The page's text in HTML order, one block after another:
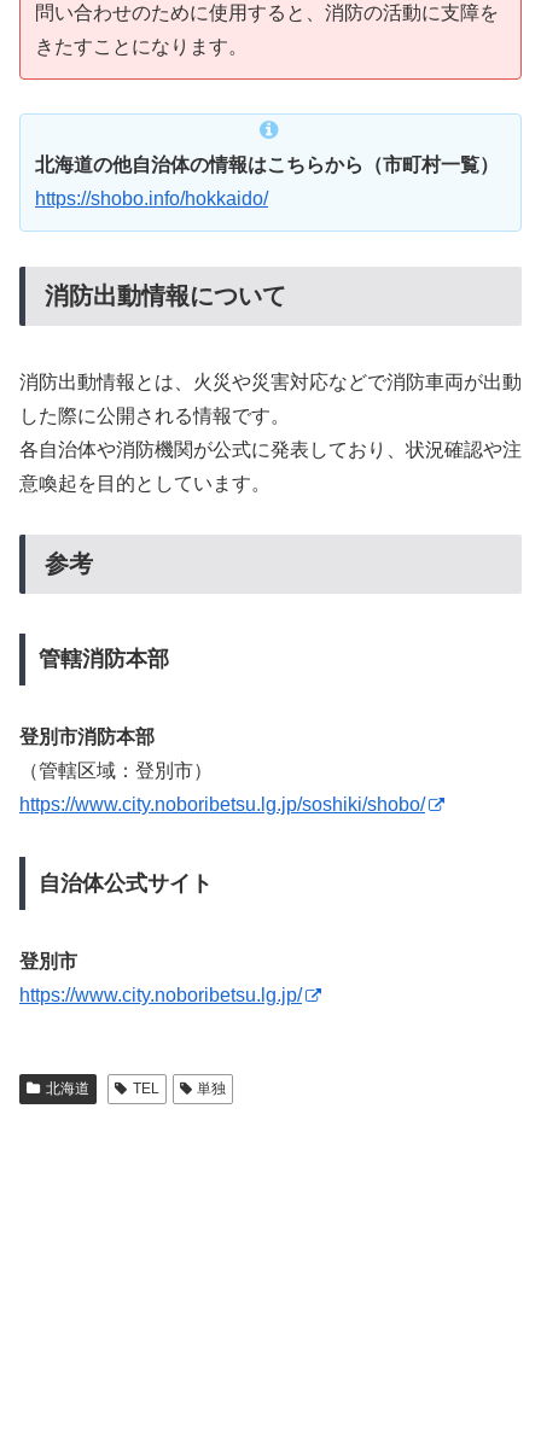
問い合わせのために使用すると、消防の活動に支障を
きたすことになります。
北海道の他自治体の情報はこちらから（市町村一覧）
https://shobo.info/hokkaido/
消防出動情報について
消防出動情報とは、火災や災害対応などで消防車両が出動
した際に公開される情報です。
各自治体や消防機関が公式に発表しており、状況確認や注
意喚起を目的としています。
参考
管轄消防本部
登別市消防本部
（管轄区域：登別市）
https://www.city.noboribetsu.lg.jp/soshiki/shobo/
自治体公式サイト
登別市
https://www.city.noboribetsu.lg.jp/
北海道 TEL 単独